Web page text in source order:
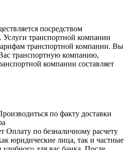
посредством
транспортной компании
транспортной компании. Вы
транспортную компанию,
компании составляет
по факту доставки
Оплату по безналичному расчету
юридические лица, так и частные